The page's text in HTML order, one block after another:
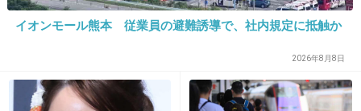
23. 匿名 2013/03/26(火) 12:24:38
+10 -2
イオンモール熊本 従業員の避難誘導で、社内規定に抵触か
2026年8月8日